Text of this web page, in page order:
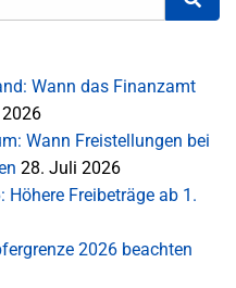
Wann das Finanzamt
Wann Freistellungen bei
28. Juli 2026
Freibeträge ab 1.
2026 beachten